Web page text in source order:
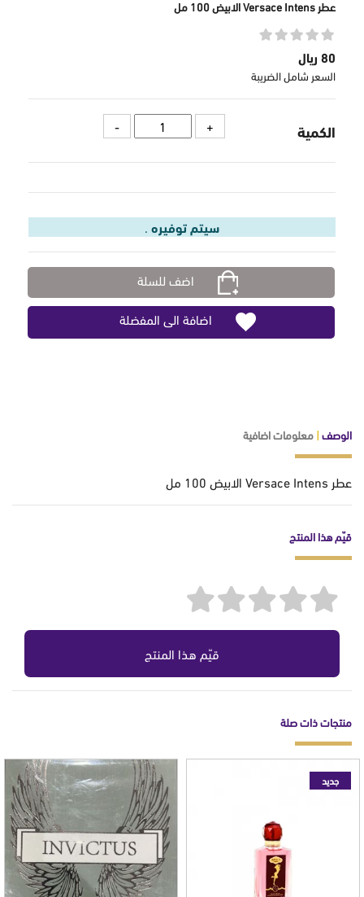
عطر Versace Intens الابيض 100 مل
80 ريال
السعر شامل الضريبة
الكمية
سيتم توفيره .
اضف للسلة
اضافة الى المفضلة
الوصف|معلومات اضافية
عطر Versace Intens الابيض 100 مل
قيّم هذا المنتج
قيّم هذا المنتج
منتجات ذات صلة
جديد